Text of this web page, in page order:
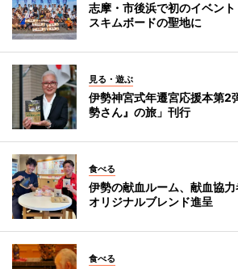
志摩・市後浜で初のイベン
スキムボードの聖地に
見る・遊ぶ
伊勢神宮式年遷宮応援本第
勢さん』の旅」刊行
食べる
伊勢の献血ルーム、献血協力
オリジナルブレンド進呈
食べる